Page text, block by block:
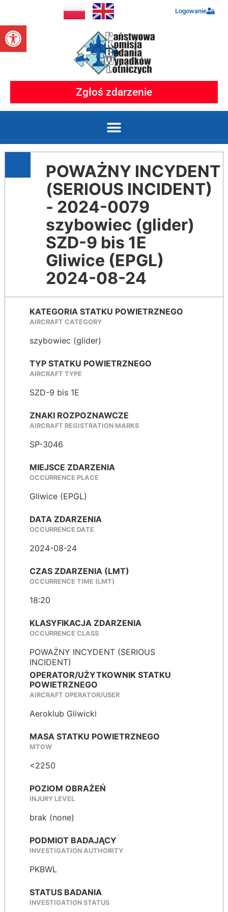
Otwórz pasek narzędzi
Logowanie
Zgłoś zdarzenie
POWAŻNY INCYDENT
(SERIOUS INCIDENT)
- 2024-0079
szybowiec (glider)
SZD-9 bis 1E
Gliwice (EPGL)
2024-08-24
KATEGORIA STATKU POWIETRZNEGO
AIRCRAFT CATEGORY
szybowiec (glider)
TYP STATKU POWIETRZNEGO
AIRCRAFT TYPE
SZD-9 bis 1E
ZNAKI ROZPOZNAWCZE
AIRCRAFT REGISTRATION MARKS
SP-3046
MIEJSCE ZDARZENIA
OCCURRENCE PLACE
Gliwice (EPGL)
DATA ZDARZENIA
OCCURRENCE DATE
2024-08-24
CZAS ZDARZENIA (LMT)
OCCURRENCE TIME (LMT)
18:20
KLASYFIKACJA ZDARZENIA
OCCURRENCE CLASS
POWAŻNY INCYDENT (SERIOUS
INCIDENT)
OPERATOR/UŻYTKOWNIK STATKU
POWIETRZNEGO
AIRCRAFT OPERATOR/USER
Aeroklub Gliwicki
MASA STATKU POWIETRZNEGO
MTOW
<2250
POZIOM OBRAŻEŃ
INJURY LEVEL
brak (none)
PODMIOT BADAJĄCY
INVESTIGATION AUTHORITY
PKBWL
STATUS BADANIA
INVESTIGATION STATUS